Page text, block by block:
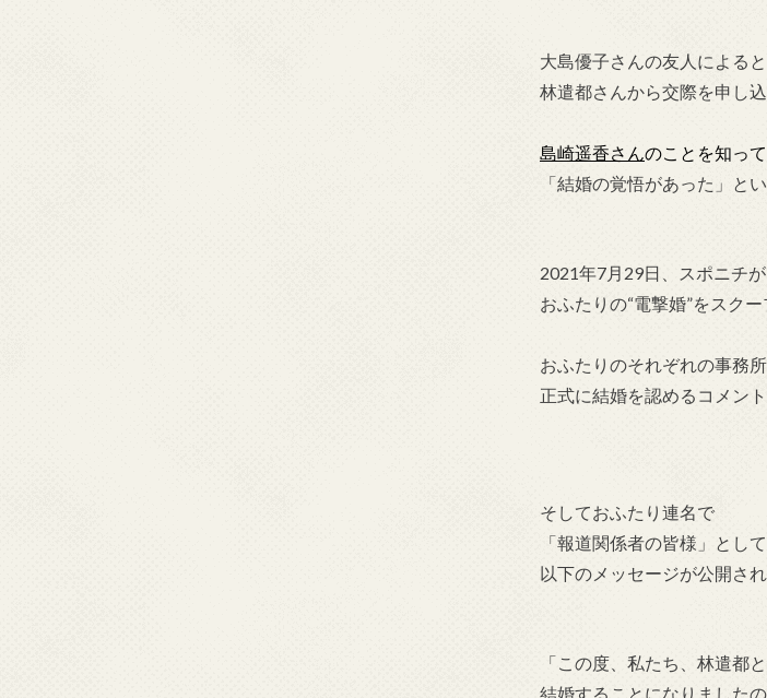
大島優子さんの友人によると
林遣都さんから交際を申し込
島崎遥香さんのことを知っ
「結婚の覚悟があった」と
2021年7月29日、スポニチが
おふたりの“電撃婚”をスクー
おふたりのそれぞれの事務
正式に結婚を認める コメン
そしておふたり連名で
「報道関係者の皆様」として
以下のメッセージが公開され
「この度、私たち、林遣都
結婚することになりました